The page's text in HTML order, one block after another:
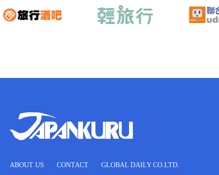
ABOUT US CONTACT GLOBAL DAILY CO.LTD.